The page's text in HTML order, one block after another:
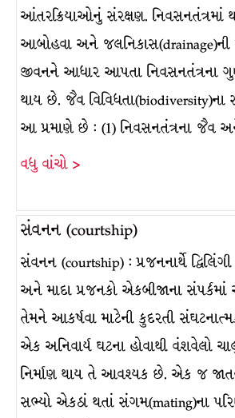
આંતરક્રિયાઓનું સંરક્ષણ. નિવસનતંત્રમાં
આબોહવા અને
જીવનને આધાર આપતા નિવસનતંત્રના
થાય છે. જૈવ
આ પ્રમાણે છે : (1) નિવસનતંત્રના
વધુ વાંચો >
સંવનન (courtship)
સંવનન (courtship) : પ્રજનનાર્થે
અને માદા પ્રજનકો એકબીજાના
તેમને આકર્ષવા માટેની કુદરતી
એક અનિવાર્ય ઘટના હોવાથી વંશવેલો
નિર્માણ થાય તે આવશ્યક છે. એક જ
સભ્યો એકઠાં થતાં સંગમ(mating)ના